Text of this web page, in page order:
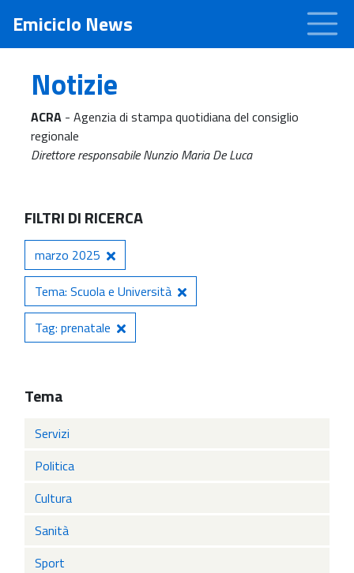
Emiciclo News
Notizie
ACRA - Agenzia di stampa quotidiana del consiglio
regionale
Direttore responsabile Nunzio Maria De Luca
FILTRI DI RICERCA
marzo 2025
Tema: Scuola e Università
Tag: prenatale
Tema
Servizi
Politica
Cultura
Sanità
Sport